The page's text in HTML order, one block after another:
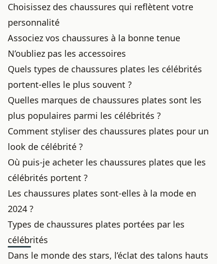
Choisissez des chaussures qui reflètent votre
personnalité
Associez vos chaussures à la bonne tenue
N’oubliez pas les accessoires
Quels types de chaussures plates les célébrités
portent-elles le plus souvent ?
Quelles marques de chaussures plates sont les
plus populaires parmi les célébrités ?
Comment styliser des chaussures plates pour un
look de célébrité ?
Où puis-je acheter les chaussures plates que les
célébrités portent ?
Les chaussures plates sont-elles à la mode en
2024 ?
Types de chaussures plates portées par les
célébrités
Dans le monde des stars, l’éclat des talons hauts